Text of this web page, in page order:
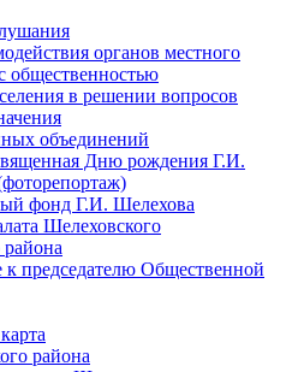
органов местного
общественностью
в решении вопросов
объединений
Дню рождения Г.И.
фонд Г.И. Шелехова
Шелеховского
председателю Общественной
района